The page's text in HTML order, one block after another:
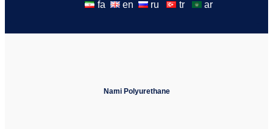
fa en ru tr ar
Nami Polyurethane